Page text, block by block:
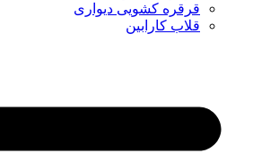
قرقره کشویی دیواری
قلاب کارابین